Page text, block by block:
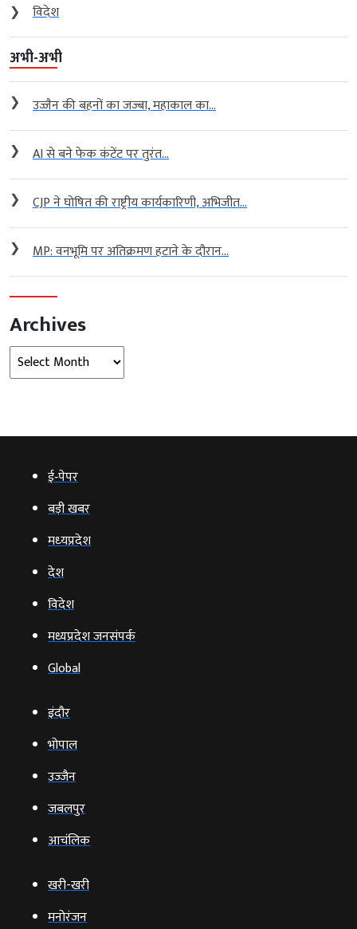
❯
विदेश
अभी-अभी
❯ उज्जैन की बहनों का जज्बा, महाकाल का...
❯ AI से बने फेक कंटेंट पर तुरंत...
❯ CJP ने घोषित की राष्ट्रीय कार्यकारिणी, अभिजीत...
❯ MP: वनभूमि पर अतिक्रमण हटाने के दौरान...
Archives
Archives
ई‑पेपर
बड़ी खबर
मध्‍यप्रदेश
देश
विदेश
मध्यप्रदेश जनसंपर्क
Global
इंदौर
भोपाल
उज्‍जैन
जबलपुर
आचंलिक
खरी-खरी
मनोरंजन